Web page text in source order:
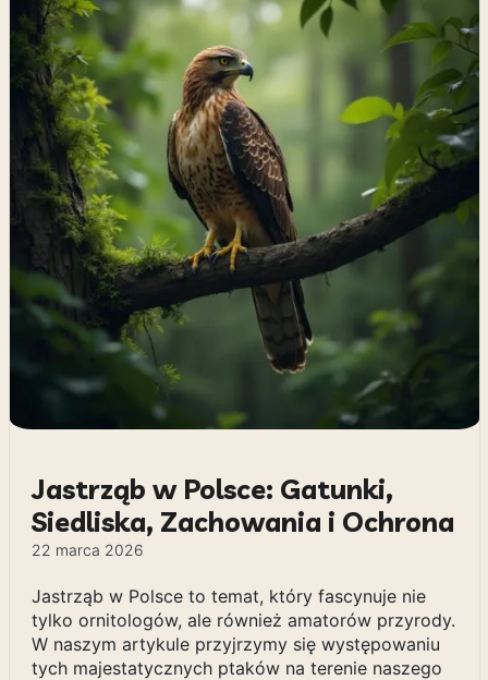
Jastrząb w Polsce: Gatunki,
Siedliska, Zachowania i Ochrona
22 marca 2026
Jastrząb w Polsce to temat, który fascynuje nie
tylko ornitologów, ale również amatorów przyrody.
W naszym artykule przyjrzymy się występowaniu
tych majestatycznych ptaków na terenie naszego